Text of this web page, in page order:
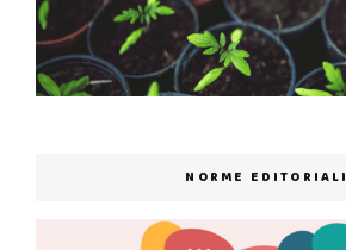
NORME EDITORIALI